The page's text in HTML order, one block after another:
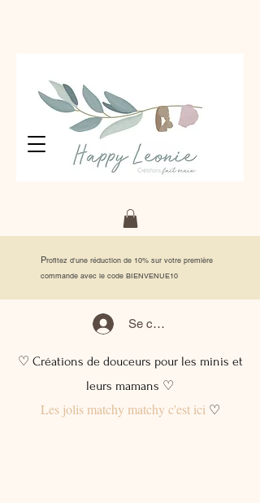
Profitez d'une réduction de 10% sur votre première
commande avec le code BIENVENUE10
Se connecter
♡ Créations de douceurs pour les minis et
leurs mamans ♡
Les jolis matchy matchy c'est ici♡